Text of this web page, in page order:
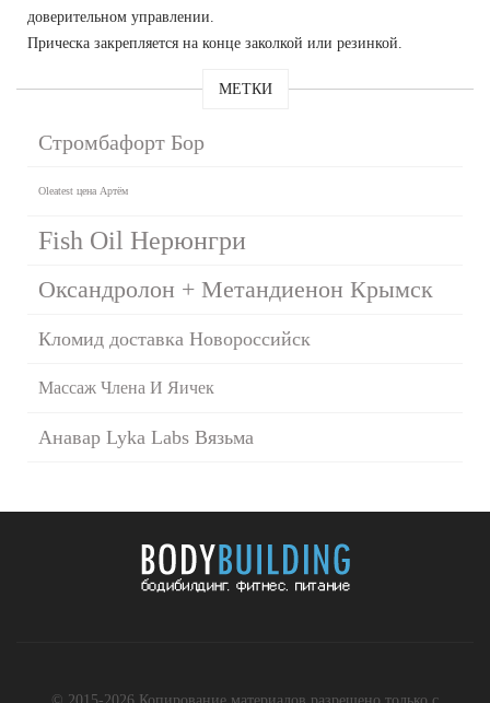
доверительном управлении.
Прическа закрепляется на конце заколкой или резинкой.
МЕТКИ
Стромбафорт Бор
Oleatest цена Артём
Fish Oil Нерюнгри
Оксандролон + Метандиенон Крымск
Кломид доставка Новороссийск
Массаж Члена И Яичек
Анавар Lyka Labs Вязьма